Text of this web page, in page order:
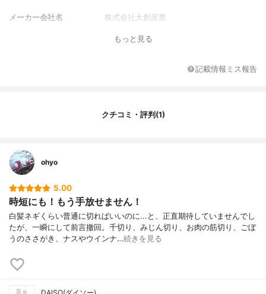
メーカー会社名 株式会社大創産業
もっと見る
記載情報ミス報告
クチコミ・評判(1)
ohyo
5.00
時短にも！もう手放せません！
白髪ネギくらい普通に切ればいいのに...と、正直期待していませんでし
たが、一瞬にして前言撤回。千切り、みじん切り、お肉の筋切り、ごぼ
うのささがき、ナスやウインナ…続きを見る